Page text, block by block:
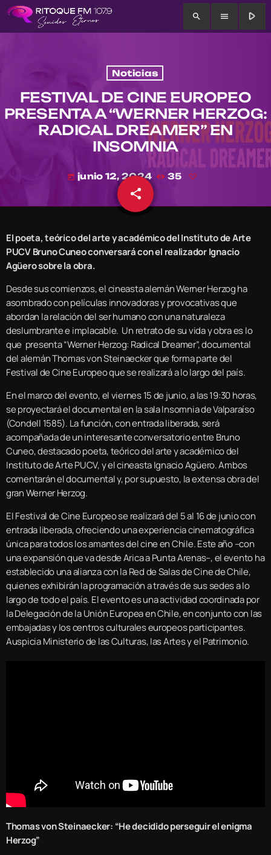
search menu play_arrow
Noticias
FESTIVAL DE CINE EUROPEO
PRESENTA A “WERNER HERZOG:
RADICAL DREAMER” EN
INSOMNIA
today junio 12, 2024 35
share
email
El poeta, teórico del arte y académico del Instituto de Arte
PUCV Bruno Cuneo conversará con el realizador Ignacio
Agüero sobre la obra.
Desde sus comienzos, el cineasta alemán Werner Herzog ha
asombrado con películas innovadoras y provocativas que
abordan la relación del ser humano con una naturaleza
deslumbrante e implacable. Un retrato de su vida y obra es lo
que presenta “Werner Herzog: Radical Dreamer”, documental
del alemán Thomas von Steinaecker que forma parte del
Festival de Cine Europeo que se realizará a lo largo del país.
En el marco del evento, el viernes 15 de junio, a las 19:30 horas,
se proyectará el documental en la sala Insomnia de Valparaíso
(Condell 1585). La función, con entrada liberada, será
acompañada de un interesante conversatorio entre Bruno
Cuneo, destacado poeta, teórico del arte y académico del
Instituto de Arte PUCV, y el cineasta Ignacio Agüero. Ambos
comentarán el documental y, por supuesto, la extensa obra del
gran Werner Herzog.
El Festival de Cine Europeo se realizará del 5 al 16 de junio con
entrada liberada, ofreciendo una experiencia cinematográfica
única para todos los amantes del cine en Chile. Este año –con
una expansión que va desde Arica a Punta Arenas–, el evento ha
establecido una alianza con la Red de Salas de Cine de Chile,
quienes exhibirán la programación a través de sus sedes a lo
largo de todo el país. El evento es una actividad coordinada por
la Delegación de la Unión Europea en Chile, en conjunto con las
embajadas y los centros culturales europeos participantes.
Auspicia Ministerio de las Culturas, las Artes y el Patrimonio.
Thomas von Steinaecker: “He decidido perseguir el enigma
Herzog”